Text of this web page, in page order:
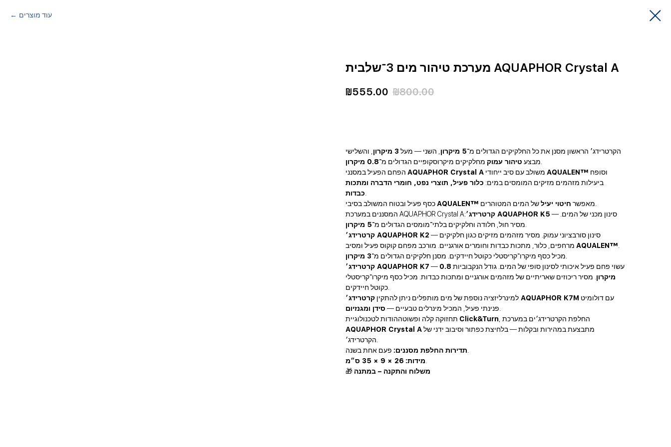
עוד מוצרים
מערכת טיהור מים 3־שלבית AQUAPHOR Crystal A
₪555.00 ₪800.00
הקרטרידג׳ הראשון מסנן את כל החלקיקים הגדולים מ־5 מיקרון , השני — מעל 3 מיקרון
, והשלישי
מבצע טיהור עמוק מחלקיקים מיקרוסקופיים הגדולים מ־0.8 מיקרון
AQUAPHOR Crystal A AQUALEN™
ביעילות מזהמים מזיקים המומסים במים: כלור פעיל, תוצרי נפט, חומרי הדברה ומתכות
כבדות
AQUALEN™ מאפשר חיטוי יעיל
המסננים במערכת AQUAPHOR Crystal A:
קרטרידג׳ AQUAPHOR K5 — סינון מכני של המים.
מסיר חול, חלודה וחלקיקים בלתי־מומסים הגדולים מ־5 מיקרון
קרטרידג׳ AQUAPHOR K2 — סינון סורבציוני עמוק. מסיר מזהמים מזיקים כגון חלקיקים
AQUALEN™
מכיל כסף מיקרו־קריסטלי כקוטל חיידקים. מסנן חלקיקים הגדולים מ־3 מיקרון
קרטרידג׳ AQUAPHOR K7
— עשוי פחם פעיל איכותי לסינון סופי של המים. גודל הנקבוביות 0.8
מיקרון . מסיר ריכוזים שאריתיים של מזהמים אורגניים ומתכות כבדות. מכיל כסף מיקרו־קריסטלי
למינרליזציה נוספת של מים מותפלים ניתן להתקין קרטרידג׳ AQUAPHOR K7M
פנינתי פעיל, המכיל מינרלים טבעיים — סידן ומגנזיום
Click&Turn , החלפת הקרטרידג׳ים במערכת
AQUAPHOR Crystal A
תדירות החלפת מסננים:
מידות: 26 × 9 × 35 ס״מ
🎁 משלוח והתקנה – במתנה